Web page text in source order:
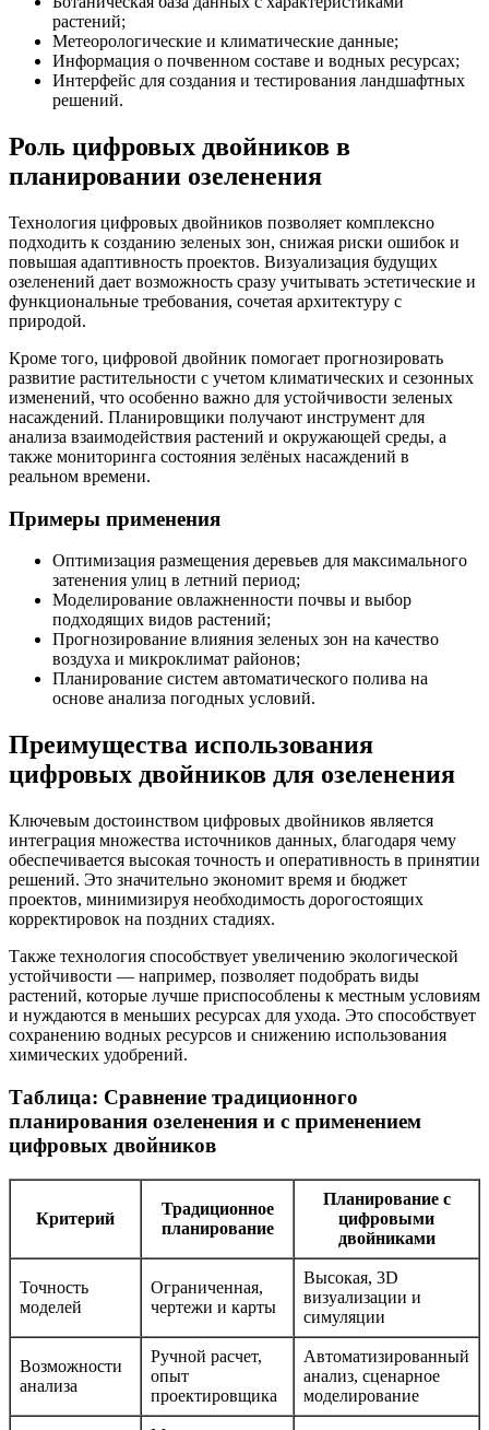
растений;
Метеорологические и климатические данные;
Информация о почвенном составе и водных ресурсах;
Интерфейс для создания и тестирования ландшафтных
решений.
Роль цифровых двойников в
планировании озеленения
Технология цифровых двойников позволяет комплексно
подходить к созданию зеленых зон, снижая риски ошибок и
повышая адаптивность проектов. Визуализация будущих
озеленений дает возможность сразу учитывать эстетические и
функциональные требования, сочетая архитектуру с
природой.
Кроме того, цифровой двойник помогает прогнозировать
развитие растительности с учетом климатических и сезонных
изменений, что особенно важно для устойчивости зеленых
насаждений. Планировщики получают инструмент для
анализа взаимодействия растений и окружающей среды, а
также мониторинга состояния зелёных насаждений в
реальном времени.
Примеры применения
Оптимизация размещения деревьев для максимального
затенения улиц в летний период;
Моделирование овлажненности почвы и выбор
подходящих видов растений;
Прогнозирование влияния зеленых зон на качество
воздуха и микроклимат районов;
Планирование систем автоматического полива на
основе анализа погодных условий.
Преимущества использования
цифровых двойников для озеленения
Ключевым достоинством цифровых двойников является
интеграция множества источников данных, благодаря чему
обеспечивается высокая точность и оперативность в принятии
решений. Это значительно экономит время и бюджет
проектов, минимизируя необходимость дорогостоящих
корректировок на поздних стадиях.
Также технология способствует увеличению экологической
устойчивости — например, позволяет подобрать виды
растений, которые лучше приспособлены к местным условиям
и нуждаются в меньших ресурсах для ухода. Это способствует
сохранению водных ресурсов и снижению использования
химических удобрений.
Таблица: Сравнение традиционного
планирования озеленения и с применением
цифровых двойников
Критерий
Традиционное
планирование
Планирование с
цифровыми
двойниками
Точность
моделей
Ограниченная,
чертежи и карты
Высокая, 3D
визуализации и
симуляции
Возможности
анализа
Ручной расчет,
опыт
проектировщика
Автоматизированный
анализ, сценарное
моделирование